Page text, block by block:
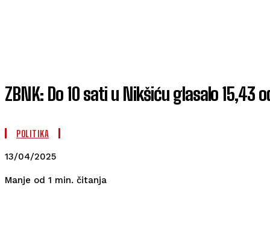
ZBNK: Do 10 sati u Nikšiću glasalo 15,43
POLITIKA
13/04/2025
Manje od 1 min. čitanja